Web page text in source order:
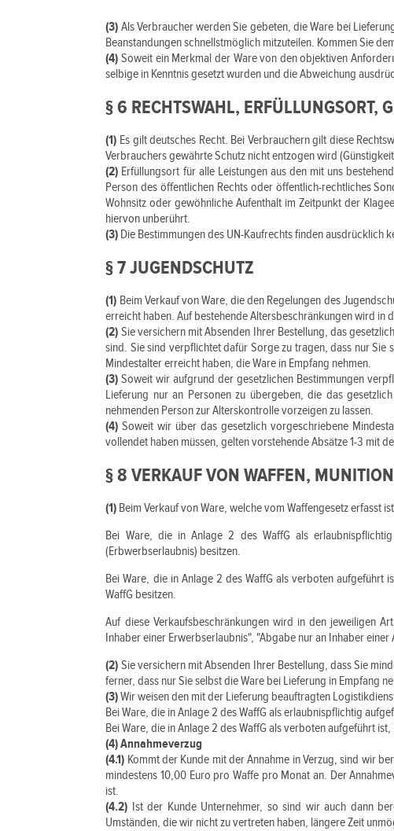
(3) Als Verbraucher werden Sie gebeten, die Ware bei
Beanstandungen schnellstmöglich mitzuteilen. Kommen Sie
(4)Soweit ein Merkmal der Ware von den objektiven
selbige in Kenntnis gesetzt wurden und die Abweichung
§ 6 RECHTSWAHL, ERFÜLLUNGSORT,
(1) Es gilt deutsches Recht. Bei Verbrauchern gilt diese
Verbrauchers gewährte Schutz nicht entzogen wird
(2) Erfüllungsort für alle Leistungen aus den mit uns
Person des öffentlichen Rechts oder öffentlich-rechtliches
Wohnsitz oder gewöhnliche Aufenthalt im Zeitpunkt der
hiervon unberührt.
(3) Die Bestimmungen des UN-Kaufrechts finden ausdrücklich
§ 7 JUGENDSCHUTZ
(1) Beim Verkauf von Ware, die den Regelungen des
erreicht haben. Auf bestehende Altersbeschränkungen wird in
(2) Sie versichern mit Absenden Ihrer Bestellung, das
sind. Sie sind verpflichtet dafür Sorge zu tragen, dass nur
Mindestalter erreicht haben, die Ware in Empfang nehmen.
(3)Soweit wir aufgrund der gesetzlichen Bestimmungen
Lieferung nur an Personen zu übergeben, die das
nehmenden Person zur Alterskontrolle vorzeigen zu lassen.
(4) Soweit wir über das gesetzlich vorgeschriebene
vollendet haben müssen, gelten vorstehende Absätze 1-3 mit
§ 8 VERKAUF VON WAFFEN, MUNITION
(1) Beim Verkauf von Ware, welche vom Waffengesetz erfasst
Bei Ware, die in Anlage 2 des WaffG als
(Erbwerbserlaubnis) besitzen.
Bei Ware, die in Anlage 2 des WaffG als verboten aufgeführt
WaffG besitzen.
Auf diese Verkaufsbeschränkungen wird in den jeweiligen
Inhaber einer Erwerbserlaubnis", "Abgabe nur an Inhaber einer
(2) Sie versichern mit Absenden Ihrer Bestellung, dass Sie
ferner, dass nur Sie selbst die Ware bei Lieferung in Empfang
(3)Wir weisen den mit der Lieferung beauftragten
Bei Ware, die in Anlage 2 des WaffG als erlaubnispflichtig
Bei Ware, die in Anlage 2 des WaffG als verboten aufgeführt
(4) Annahmeverzug
(4.1) Kommt der Kunde mit der Annahme in Verzug, sind wir
mindestens 10,00 Euro pro Waffe pro Monat an. Der
ist.
(4.2) Ist der Kunde Unternehmer, so sind wir auch dann
Umständen, die wir nicht zu vertreten haben, längere Zeit